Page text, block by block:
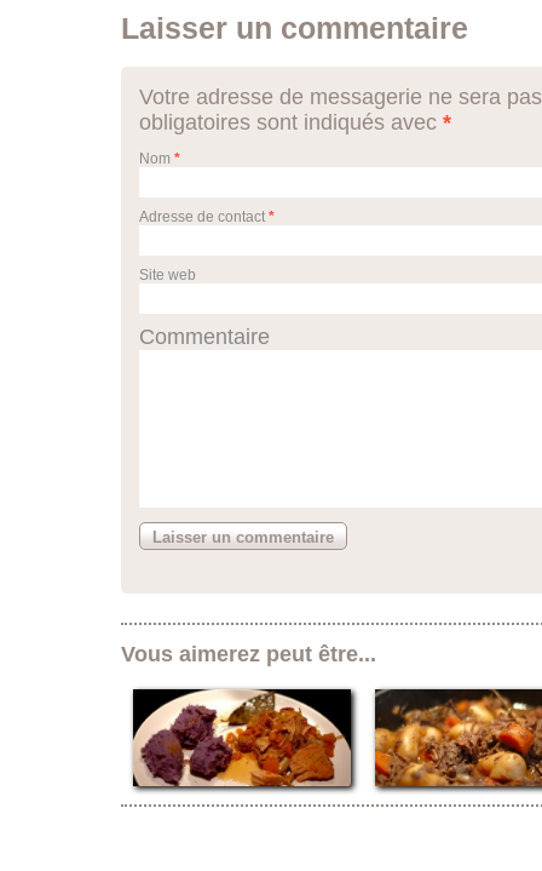
Laisser un commentaire
Votre adresse de messagerie ne sera
obligatoires sont indiqués avec *
Nom *
Adresse de contact *
Site web
Commentaire
Vous aimerez peut être...